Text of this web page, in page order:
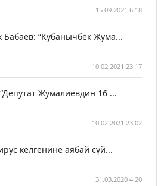
15.09.2021 6:18
“Кубанычбек Жума...
10.02.2021 23:17
Жумалиевдин 16 ...
10.02.2021 23:02
келгенине аябай сүй...
31.03.2020 4:20